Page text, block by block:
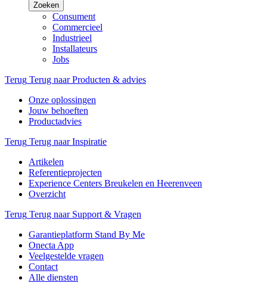
Zoeken
Consument
Commercieel
Industrieel
Installateurs
Jobs
Terug Terug naar Producten & advies
Onze oplossingen
Jouw behoeften
Productadvies
Terug Terug naar Inspiratie
Artikelen
Referentieprojecten
Experience Centers Breukelen en Heerenveen
Overzicht
Terug Terug naar Support & Vragen
Garantieplatform Stand By Me
Onecta App
Veelgestelde vragen
Contact
Alle diensten